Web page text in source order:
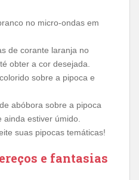
no micro-ondas em
de corante laranja no
obter a cor desejada.
sobre a pipoca e
abóbora sobre a pipoca
ainda estiver úmido.
suas pipocas temáticas!
e fantasias